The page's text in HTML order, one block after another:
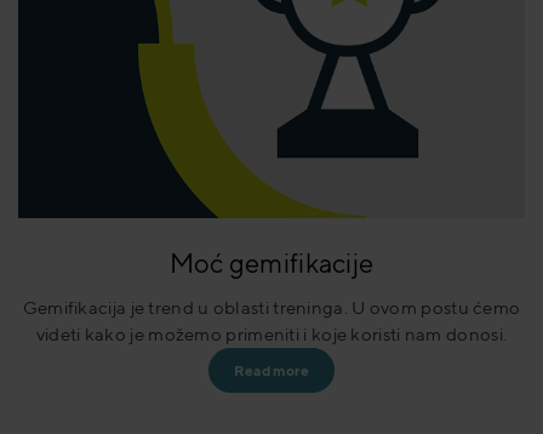
Moć gemifikacije
Gemifikacija je trend u oblasti treninga. U ovom postu ćemo
videti kako je možemo primeniti i koje koristi nam donosi.
Read more